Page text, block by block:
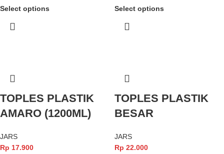
Select options Select options
TOPLES PLASTIK
AMARO (1200ML)
JARS
Rp 17.900
TOPLES PLASTIK
BESAR
JARS
Rp 22.000